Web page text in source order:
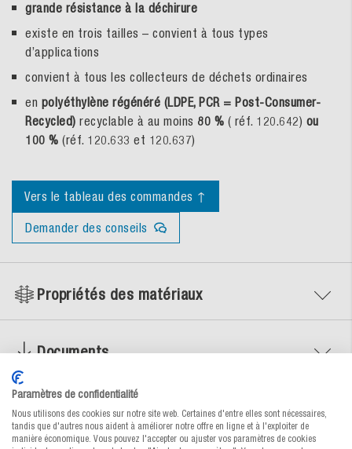
grande résistance à la déchirure
existe en trois tailles – convient à tous types
d’applications
convient à tous les collecteurs de déchets ordinaires
en polyéthylène régénéré (LDPE, PCR = Post-Consumer-
Recycled) recyclable à au moins 80 % ( réf. 120.642) ou
100 % (réf. 120.633 et 120.637)
Vers le tableau des commandes ↑
Demander des conseils
Propriétés des matériaux
Documents
Paramètres de confidentialité
Nous utilisons des cookies sur notre site web. Certaines d'entre elles sont nécessaires,
tandis que d'autres nous aident à améliorer notre offre en ligne et à l'exploiter de
manière économique. Vous pouvez l'accepter ou ajuster vos paramètres de cookies